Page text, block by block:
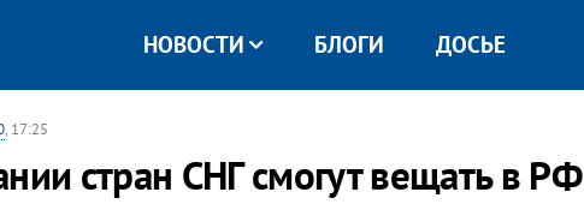
НОВОСТИ БЛОГИ ДОСЬЕ
, 17:25
стран СНГ смогут вещать в РФ